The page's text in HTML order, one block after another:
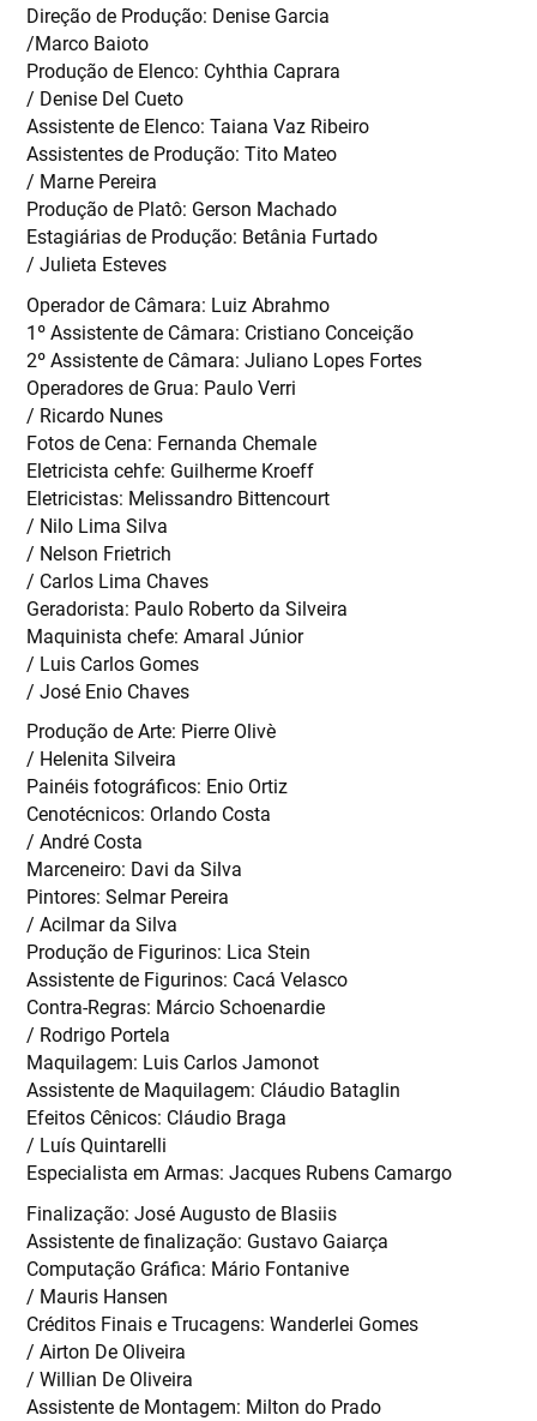
Direção de Produção: Denise Garcia
/Marco Baioto
Produção de Elenco: Cyhthia Caprara
/ Denise Del Cueto
Assistente de Elenco: Taiana Vaz Ribeiro
Assistentes de Produção: Tito Mateo
/ Marne Pereira
Produção de Platô: Gerson Machado
Estagiárias de Produção: Betânia Furtado
/ Julieta Esteves
Operador de Câmara: Luiz Abrahmo
1º Assistente de Câmara: Cristiano Conceição
2º Assistente de Câmara: Juliano Lopes Fortes
Operadores de Grua: Paulo Verri
/ Ricardo Nunes
Fotos de Cena: Fernanda Chemale
Eletricista cehfe: Guilherme Kroeff
Eletricistas: Melissandro Bittencourt
/ Nilo Lima Silva
/ Nelson Frietrich
/ Carlos Lima Chaves
Geradorista: Paulo Roberto da Silveira
Maquinista chefe: Amaral Júnior
/ Luis Carlos Gomes
/ José Enio Chaves
Produção de Arte: Pierre Olivè
/ Helenita Silveira
Painéis fotográficos: Enio Ortiz
Cenotécnicos: Orlando Costa
/ André Costa
Marceneiro: Davi da Silva
Pintores: Selmar Pereira
/ Acilmar da Silva
Produção de Figurinos: Lica Stein
Assistente de Figurinos: Cacá Velasco
Contra-Regras: Márcio Schoenardie
/ Rodrigo Portela
Maquilagem: Luis Carlos Jamonot
Assistente de Maquilagem: Cláudio Bataglin
Efeitos Cênicos: Cláudio Braga
/ Luís Quintarelli
Especialista em Armas: Jacques Rubens Camargo
Finalização: José Augusto de Blasiis
Assistente de finalização: Gustavo Gaiarça
Computação Gráfica: Mário Fontanive
/ Mauris Hansen
Créditos Finais e Trucagens: Wanderlei Gomes
/ Airton De Oliveira
/ Willian De Oliveira
Assistente de Montagem: Milton do Prado